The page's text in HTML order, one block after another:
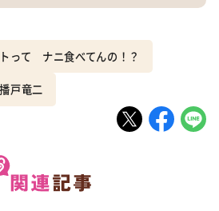
って ナニ食べてんの！？
播戸竜二